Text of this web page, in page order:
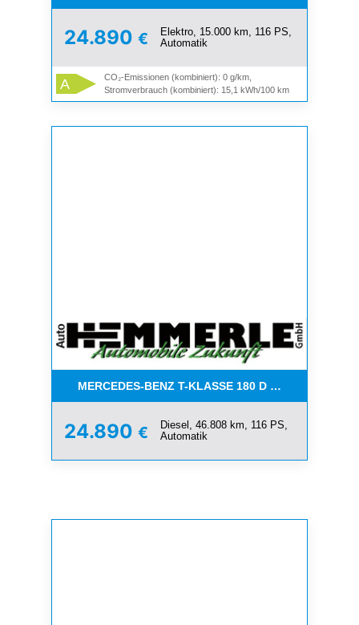
24.890 €
Elektro, 15.000 km, 116 PS,
Automatik
A
CO₂-Emissionen (kombiniert): 0 g/km,
Stromverbrauch (kombiniert): 15,1 kWh/100 km
MERCEDES-BENZ T-KLASSE 180 D
24.890 €
Diesel, 46.808 km, 116 PS,
Automatik